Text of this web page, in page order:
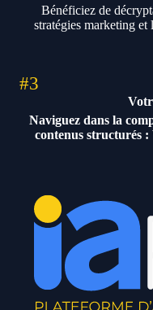
Bénéficiez de
stratégies marketing et
#3
Naviguez dans la
contenus structurés